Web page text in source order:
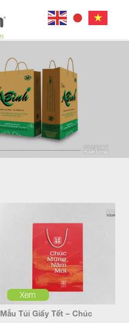
Xem
Mẫu Túi Giấy Tết – Chúc